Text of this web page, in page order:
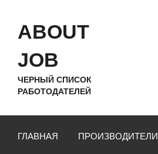
ABOUT
JOB
ЧЕРНЫЙ СПИСОК
РАБОТОДАТЕЛЕЙ
ГЛАВНАЯ ПРОИЗВОДИТЕЛИ